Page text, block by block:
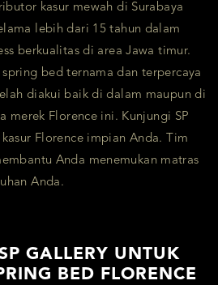
kasur mewah di Surabaya
lebih dari 15 tahun dalam
berkualitas di area Jawa timur.
bed ternama dan terpercaya
diakui baik di dalam maupun di
merek Florence ini. Kunjungi SP
Florence impian Anda. Tim
Anda menemukan matras
Anda.
GALLERY UNTUK
BED FLORENCE